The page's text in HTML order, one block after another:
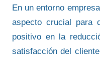
En un entorno
aspecto crucial para
positivo en la
satisfacción del